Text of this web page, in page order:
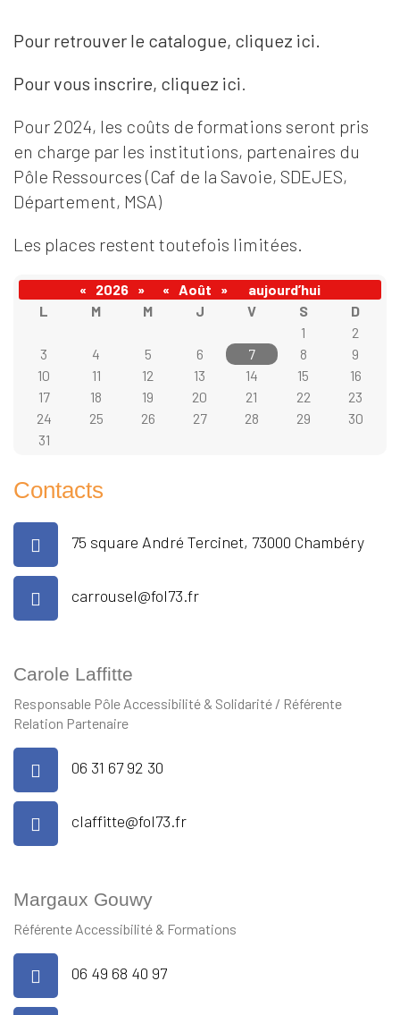
Pour retrouver le catalogue, cliquez ici.
Pour vous inscrire, cliquez ici.
Pour 2024, les coûts de formations seront pris
en charge par les institutions, partenaires du
Pôle Ressources (Caf de la Savoie, SDEJES,
Département, MSA)
Les places restent toutefois limitées.
« 2026 » « Août »
aujourd’hui
L
M M J V S
D
1
2
3
4 5 6 7 8
9
10
11 12 13 14 15
16
17
18 19 20 21 22
23
24
25 26 27 28 29
30
31
Contacts
75 square André Tercinet, 73000 Chambéry
carrousel@fol73.fr
Carole Laffitte
Responsable Pôle Accessibilité & Solidarité / Référente
Relation Partenaire
06 31 67 92 30
claffitte@fol73.fr
Margaux Gouwy
Référente Accessibilité & Formations
06 49 68 40 97